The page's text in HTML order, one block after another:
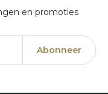
en promoties
Abonneer